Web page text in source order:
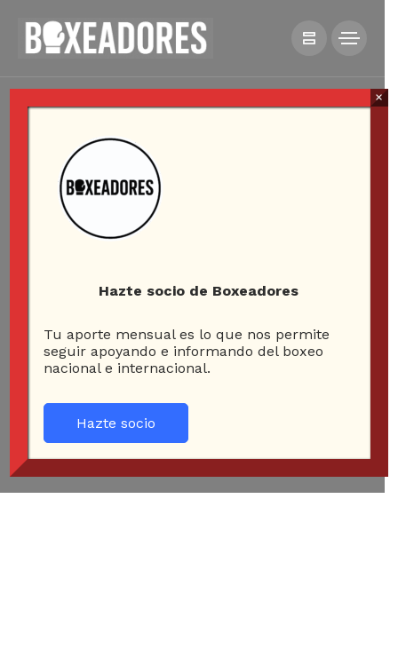
Hazte socio de Boxeadores
Tu aporte mensual es lo que nos permite
seguir apoyando e informando del boxeo
nacional e internacional.
Hazte socio
×